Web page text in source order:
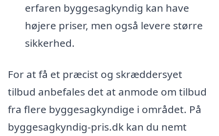
erfaren byggesagkyndig kan have
højere priser, men også levere større
sikkerhed.
For at få et præcist og skræddersyet
tilbud anbefales det at anmode om tilbud
fra flere byggesagkyndige i området. På
byggesagkyndig-pris.dk kan du nemt